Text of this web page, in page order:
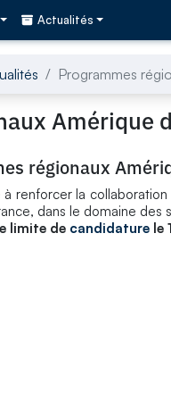
Actualités
Programmes
Amérique
régionaux
à renforcer la
dans le domaine
limite de candidature le